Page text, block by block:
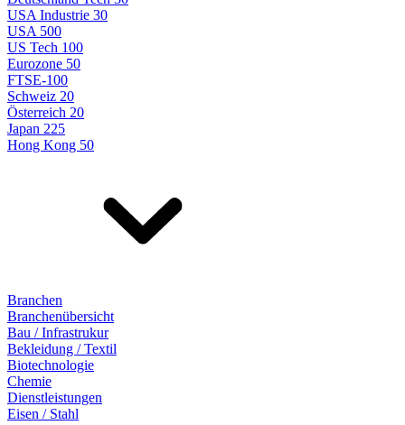
USA Industrie 30
USA 500
US Tech 100
Eurozone 50
FTSE-100
Schweiz 20
Österreich 20
Japan 225
Hong Kong 50
Branchen
Branchenübersicht
Bau / Infrastrukur
Bekleidung / Textil
Biotechnologie
Chemie
Dienstleistungen
Eisen / Stahl